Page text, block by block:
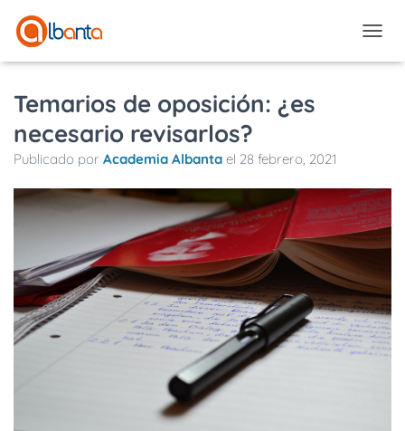
Temarios de oposición: ¿es
necesario revisarlos?
Publicado por Academia Albanta el 28 febrero, 2021